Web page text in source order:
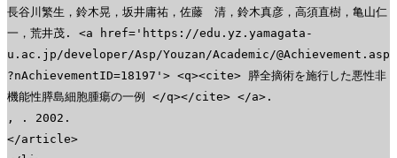
長谷川繁生，鈴木晃，坂井庸祐，佐藤 清，鈴木真彦，高須直樹，亀山仁
一，荒井茂. <a href='https://edu.yz.yamagata-
u.ac.jp/developer/Asp/Youzan/Academic/@Achievement.asp
?nAchievementID=18197'> <q><cite> 膵全摘術を施行した悪性非
機能性膵島細胞腫瘍の一例 </q></cite> </a>.
, . 2002.
</article>